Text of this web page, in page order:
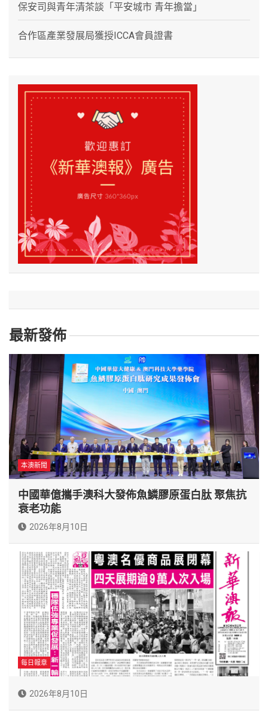
保安司與青年清茶談「平安城市 青年擔當」
合作區產業發展局獲授ICCA會員證書
最新發佈
本澳新聞
中國華億攜手澳科大發佈魚鱗膠原蛋白肽 聚焦抗
衰老功能
2026年8月10日
每日報章
2026年8月10日